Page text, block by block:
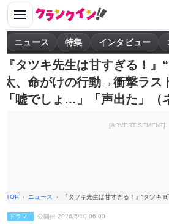
ニュース 特集 インタビュー
『タツキ先生は甘すぎる！』
太、命がけの行動→衝撃ラ
「嘘でしょ…」「声出た」（
[ADVERTISEMENT]
TOP ニュース 『タツキ先生は甘すぎる！』“タツ
ドラマ 公開日 2026/5/10 06:00